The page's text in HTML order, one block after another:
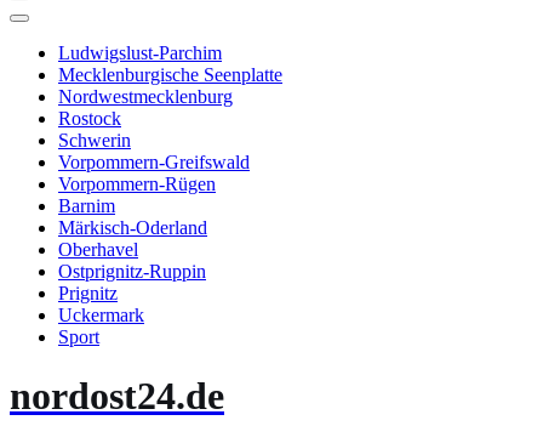
Ludwigslust-Parchim
Mecklenburgische Seenplatte
Nordwestmecklenburg
Rostock
Schwerin
Vorpommern-Greifswald
Vorpommern-Rügen
Barnim
Märkisch-Oderland
Oberhavel
Ostprignitz-Ruppin
Prignitz
Uckermark
Sport
nordost24.de